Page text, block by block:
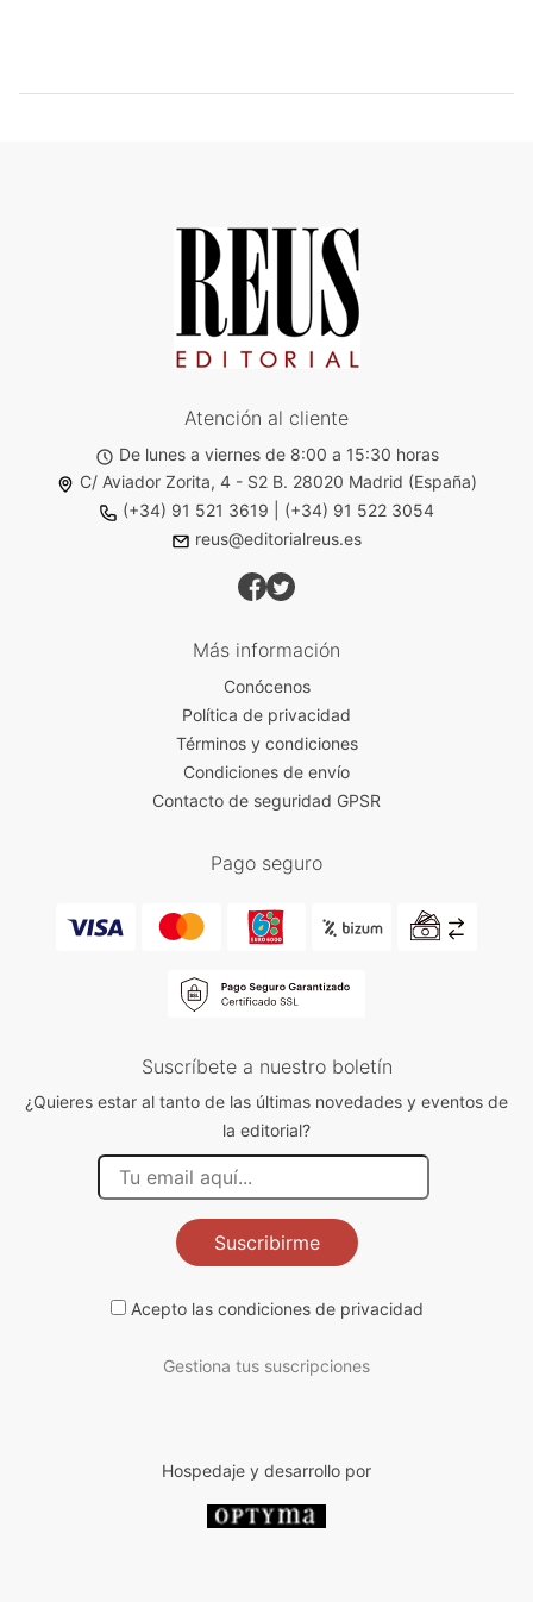
Atención al cliente
De lunes a viernes de 8:00 a 15:30 horas
C/ Aviador Zorita, 4 - S2 B. 28020 Madrid (España)
(+34) 91 521 3619
(+34) 91 522 3054
reus@editorialreus.es
Más información
Conócenos
Política de privacidad
Términos y condiciones
Condiciones de envío
Contacto de seguridad GPSR
Pago seguro
Suscríbete a nuestro boletín
¿Quieres estar al tanto de las últimas novedades y eventos de
la editorial?
Suscribirme
Acepto las condiciones de privacidad
Gestiona tus suscripciones
Hospedaje y desarrollo por